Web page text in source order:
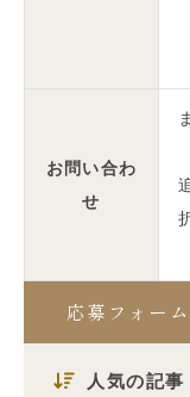
お問い合わ
せ
応募フォーム
人気の記事